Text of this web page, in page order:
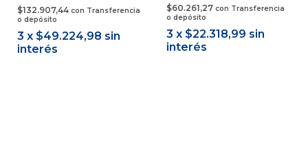
$132.907,44 con Transferencia
o depósito
3 x $49.224,98 sin
interés
$60.261,27 con Transferencia
o depósito
3 x $22.318,99 sin
interés